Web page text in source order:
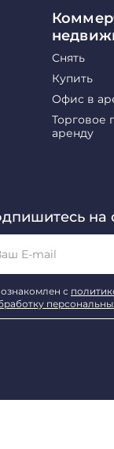
Снять
Купить
Офис в
Торговое
аренду
на
с